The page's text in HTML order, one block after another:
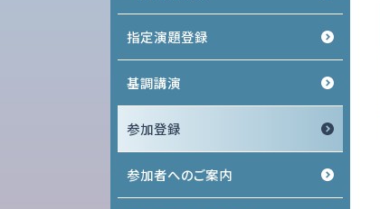
指定演題登録
基調講演
参加登録
参加者へのご案内